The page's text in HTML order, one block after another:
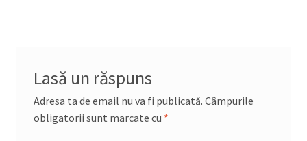
Lasă un răspuns
Adresa ta de email nu va fi publicată. Câmpurile
obligatorii sunt marcate cu *